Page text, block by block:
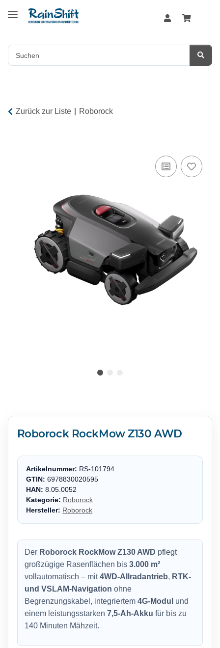
Zurück zur Liste Roborock
Roborock RockMow Z130 AWD
Artikelnummer: RS-101794
GTIN: 6978830020595
HAN: 8.05.0052
Kategorie: Roborock
Hersteller: Roborock
Der Roborock RockMow Z130 AWD pflegt
großzügige Rasenflächen bis 3.000 m²
vollautomatisch – mit4WD-Allradantrieb, RTK-
und VSLAM-Navigation ohne
Begrenzungskabel, integriertem 4G-Modul und
einem leistungsstarken 7,5-Ah-Akku für bis zu
140 Minuten Mähzeit.